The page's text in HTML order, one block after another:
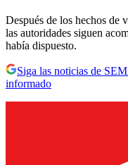
Después de los hechos de
las autoridades siguen
había dispuesto.
Siga las noticias de
informado